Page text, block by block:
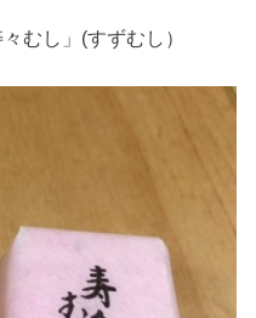
むし」(すずむし）